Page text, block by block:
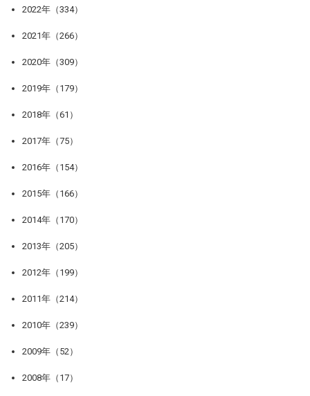
2022年（334）
2021年（266）
2020年（309）
2019年（179）
2018年（61）
2017年（75）
2016年（154）
2015年（166）
2014年（170）
2013年（205）
2012年（199）
2011年（214）
2010年（239）
2009年（52）
2008年（17）